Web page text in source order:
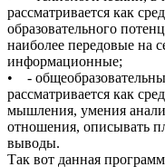
рассматривается как
образовательного
наиболее передовые на
информационные;
• -
рассматривается как
мышления, умения
отношения, описывать
выводы.
Так вот данная